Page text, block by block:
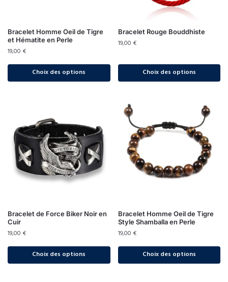
Bracelet Homme Oeil de Tigre
et Hématite en Perle
19,00 €
Choix des options
Bracelet Rouge Bouddhiste
19,00 €
Choix des options
Bracelet de Force Biker Noir en
Cuir
19,00 €
Choix des options
Bracelet Homme Oeil de Tigre
Style Shamballa en Perle
19,00 €
Choix des options